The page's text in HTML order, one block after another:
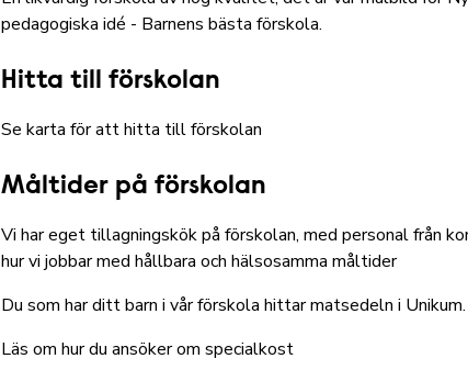
pedagogiska idé - Barnens bästa förskola.
Hitta till förskolan
Se karta för att hitta till förskolan
Måltider på förskolan
Vi har eget tillagningskök på förskolan, med personal från
hur vi jobbar med hållbara och hälsosamma måltider
Du som har ditt barn i vår förskola hittar matsedeln i Unikum.
Läs om hur du ansöker om specialkost